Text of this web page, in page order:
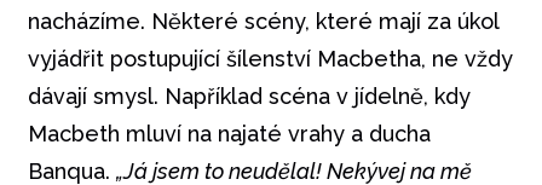
nacházíme. Některé scény, které mají za úkol
vyjádřit postupující šílenství Macbetha, ne vždy
dávají smysl. Například scéna v jídelně, kdy
Macbeth mluví na najaté vrahy a ducha
Banqua. „Já jsem to neudělal! Nekývej na mě